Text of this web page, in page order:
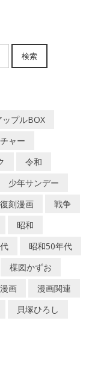
検索
ップルBOX
ャー
令和
少年サンデー
復刻漫画
戦争
昭和
昭和50年代
楳図かずお
漫画
漫画関連
貝塚ひろし